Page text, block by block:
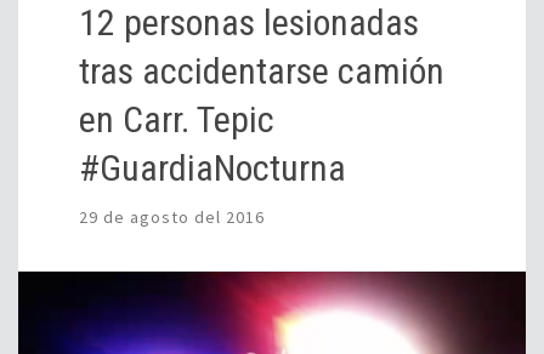
12 personas lesionadas
tras accidentarse camión
en Carr. Tepic
#GuardiaNocturna
29 de agosto del 2016